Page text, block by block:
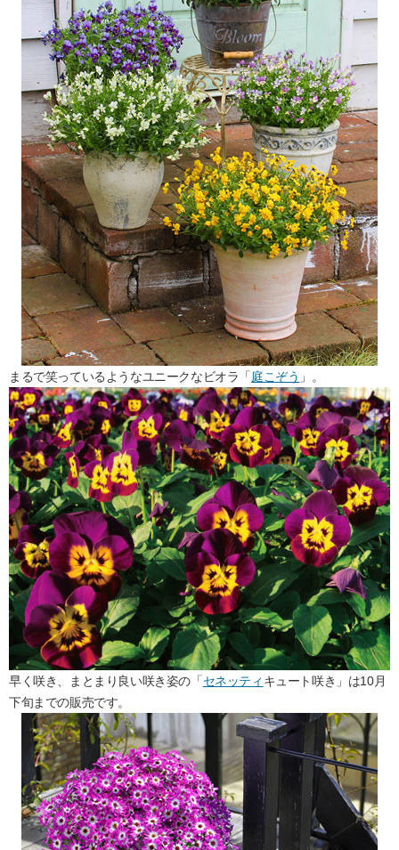
まるで笑っているようなユニークなビオラ「庭こぞう 」。
早く咲き、まとまり良い咲き姿の「セネッティ キュート咲き」は10月
下旬までの販売です。